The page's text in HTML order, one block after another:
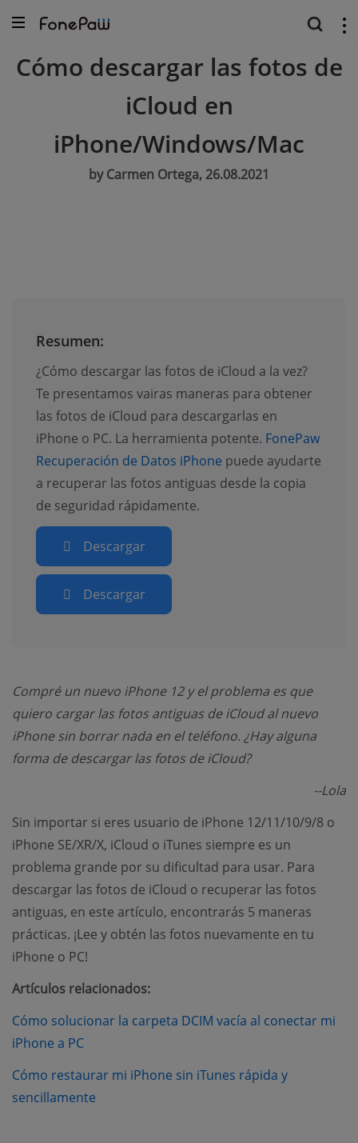
Cómo descargar las fotos de
iCloud en
iPhone/Windows/Mac
by Carmen Ortega, 26.08.2021
Resumen:
¿Cómo descargar las fotos de iCloud a la vez?
Te presentamos vairas maneras para obtener
las fotos de iCloud para descargarlas en
iPhone o PC. La herramienta potente. FonePaw
Recuperación de Datos iPhone puede ayudarte
a recuperar las fotos antiguas desde la copia
de seguridad rápidamente.
Descargar
Descargar
Compré un nuevo iPhone 12 y el problema es que
quiero cargar las fotos antiguas de iCloud al nuevo
iPhone sin borrar nada en el teléfono. ¿Hay alguna
forma de descargar las fotos de iCloud?
--Lola
Sin importar si eres usuario de iPhone 12/11/10/9/8 o
iPhone SE/XR/X, iCloud o iTunes siempre es un
problema grande por su dificultad para usar. Para
descargar las fotos de iCloud o recuperar las fotos
antiguas, en este artículo, encontrarás 5 maneras
prácticas. ¡Lee y obtén las fotos nuevamente en tu
iPhone o PC!
Artículos relacionados:
Cómo solucionar la carpeta DCIM vacía al conectar mi
iPhone a PC(opens new window)
Cómo restaurar mi iPhone sin iTunes rápida y
sencillamente